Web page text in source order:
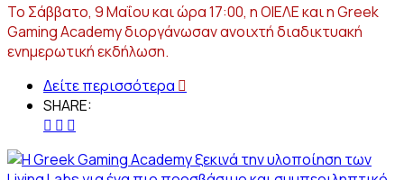
Το Σάββατο, 9 Μαΐου και ώρα 17:00, η ΟΙΕΛΕ και η Greek
Gaming Academy διοργάνωσαν ανοιχτή διαδικτυακή
ενημερωτική εκδήλωση.
Δείτε περισσότερα
SHARE: